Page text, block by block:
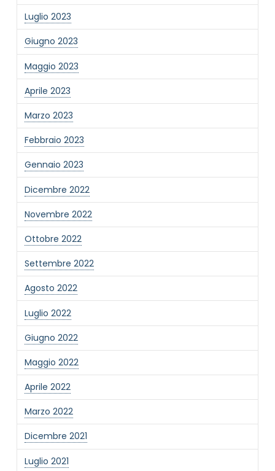
Luglio 2023
Giugno 2023
Maggio 2023
Aprile 2023
Marzo 2023
Febbraio 2023
Gennaio 2023
Dicembre 2022
Novembre 2022
Ottobre 2022
Settembre 2022
Agosto 2022
Luglio 2022
Giugno 2022
Maggio 2022
Aprile 2022
Marzo 2022
Dicembre 2021
Luglio 2021